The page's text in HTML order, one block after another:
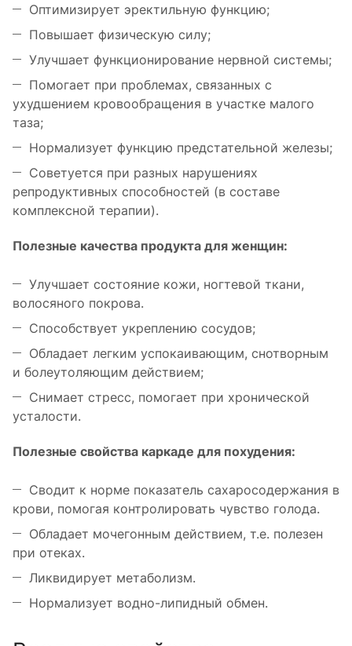
Оптимизирует эректильную функцию;
Повышает физическую силу;
Улучшает функционирование нервной системы;
Помогает при проблемах, связанных с
ухудшением кровообращения в участке малого
таза;
Нормализует функцию предстательной железы;
Советуется при разных нарушениях
репродуктивных способностей (в составе
комплексной терапии).
Полезные качества продукта для женщин:
Улучшает состояние кожи, ногтевой ткани,
волосяного покрова.
Способствует укреплению сосудов;
Обладает легким успокаивающим, снотворным
и болеутоляющим действием;
Снимает стресс, помогает при хронической
усталости.
Полезные свойства каркаде для похудения:
Сводит к норме показатель сахаросодержания в
крови, помогая контролировать чувство голода.
Обладает мочегонным действием, т.е. полезен
при отеках.
Ликвидирует метаболизм.
Нормализует водно-липидный обмен.